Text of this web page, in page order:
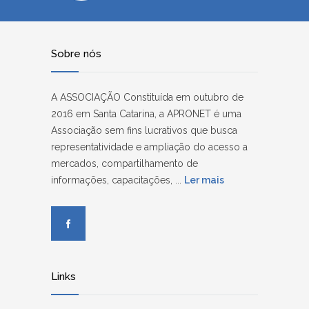
Sobre nós
A ASSOCIAÇÃO Constituída em outubro de
2016 em Santa Catarina, a APRONET é uma
Associação sem fins lucrativos que busca
representatividade e ampliação do acesso a
mercados, compartilhamento de
informações, capacitações, ... Ler mais
Links